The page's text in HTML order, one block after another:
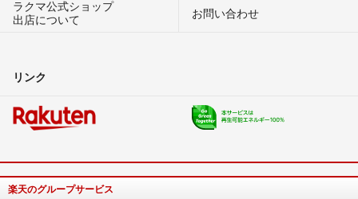
ラクマ公式ショップ
出店について
お問い合わせ
リンク
楽天のグループサービス